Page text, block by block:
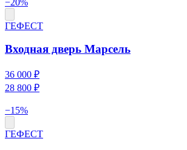
ГЕФЕСТ
Входная дверь Марсель
36 000 ₽
28 800 ₽
−15%
ГЕФЕСТ